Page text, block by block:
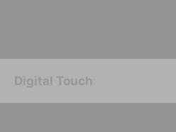
Digital Touch :